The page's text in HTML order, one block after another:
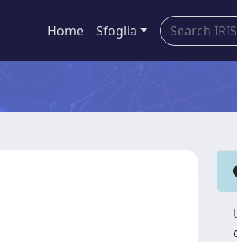
Home Sfoglia